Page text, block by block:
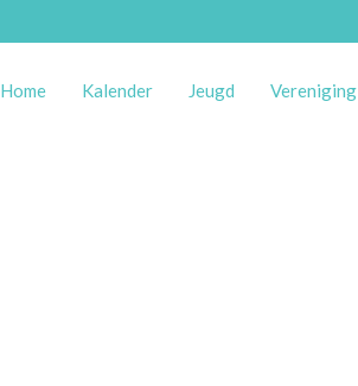
Home Kalender Jeugd Vereniging